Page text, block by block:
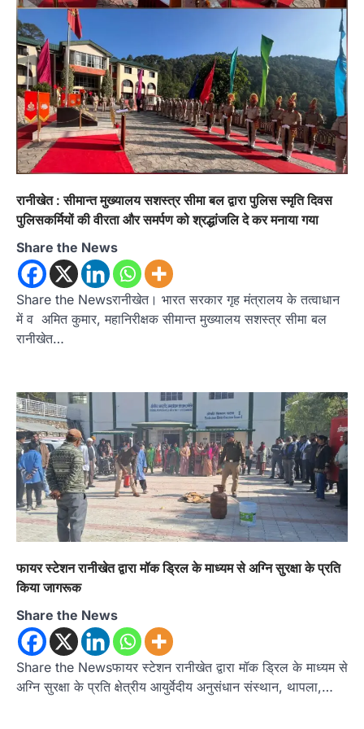
रानीखेत : सीमान्त मुख्यालय सशस्त्र सीमा बल द्वारा पुलिस स्मृति दिवस
पुलिसकर्मियों की वीरता और समर्पण को श्रद्धांजलि दे कर मनाया गया
Share the News
Share the Newsरानीखेत। भारत सरकार गृह मंत्रालय के तत्वाधान
में व अमित कुमार, महानिरीक्षक सीमान्त मुख्यालय सशस्त्र सीमा बल
रानीखेत…
फायर स्टेशन रानीखेत द्वारा मॉक ड्रिल के माध्यम से अग्नि सुरक्षा के प्रति
किया जागरूक
Share the News
Share the Newsफायर स्टेशन रानीखेत द्वारा मॉक ड्रिल के माध्यम से
अग्नि सुरक्षा के प्रति क्षेत्रीय आयुर्वेदीय अनुसंधान संस्थान, थापला,…
अल्मोड़ा उत्तराखण्ड कुमाऊं ख़बरें
प्रतियोगिताएं, तैयारियां पूरी
Admin
ताड़ीखेत। मुख्यमंत्री खिलाड़ी प्रोत्साहन कार्यक्रम
योजना के अंतर्गत विकासखंड ताड़ीखेत एवं नगरपालिका